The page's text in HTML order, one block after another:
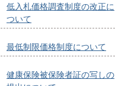
低入札価格調査制度の改正に
ついて
最低制限価格制度について
健康保険被保険者証の写しの